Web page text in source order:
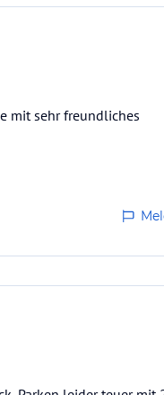
mit sehr freundliches